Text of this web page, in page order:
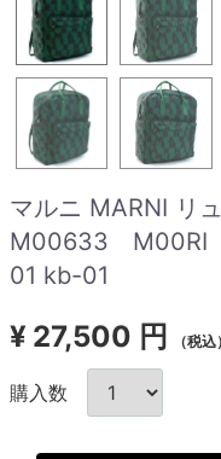
マルニ MARNI リ
M00633 M00RI
01 kb-01
¥ 27,500 円 （税込）
購入数